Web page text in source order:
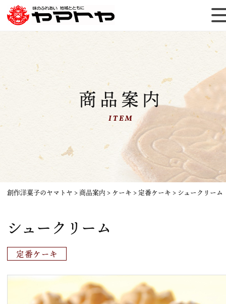
商品案内
ITEM
創作洋菓子のヤマトヤ >商品案内 > ケーキ > 定番ケーキ > シュークリーム
シュークリーム
定番ケーキ